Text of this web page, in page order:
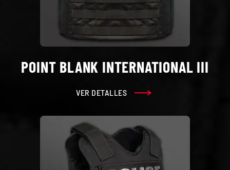
POINT BLANK INTERNATIONAL III
VER DETALLES